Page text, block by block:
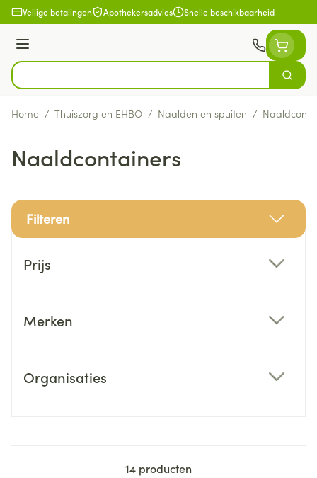
Ga naar de inhoud
Veilige betalingen Apothekersadvies Snelle beschikbaarheid
Menu
Product, merk, categorie...
Zoek
Home / Thuiszorg en EHBO / Naalden en spuiten /
Naaldcontainers
Filteren
Prijs
Merken
Organisaties
14 producten